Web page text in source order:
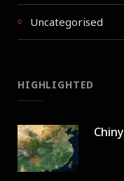
Uncategorised
HIGHLIGHTED
Chiny